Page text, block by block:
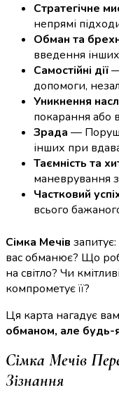
Стратегічне
непрямі
Обман та
введення
Самостійні дії
допомоги,
Уникнення
покарання або
Зрада —
інших при
Таємність та
маневрування
Частковий
всього
Сімка Мечів
вас обманює? Що
на світло? Чи
компрометує її?
Ця карта нагадує
обманом, але будь-
Сімка Мечів
Зізнання